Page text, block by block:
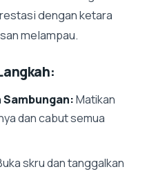
dengan ketara
melampau.
Matikan
dan cabut semua
skru dan tanggalkan